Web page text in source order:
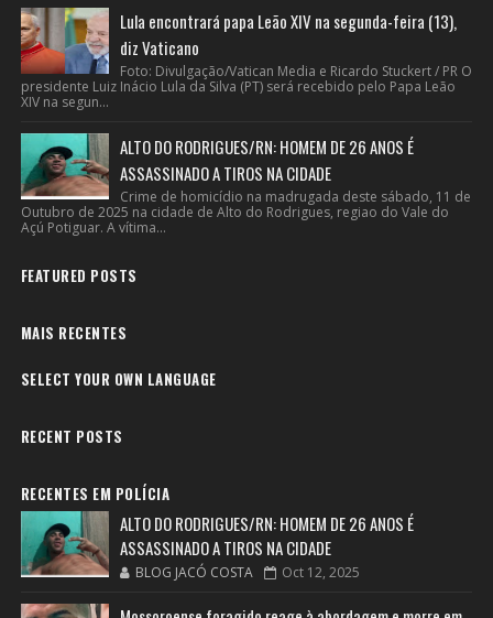
Lula encontrará papa Leão XIV na segunda-feira (13),
diz Vaticano
Foto: Divulgação/Vatican Media e Ricardo Stuckert / PR O
presidente Luiz Inácio Lula da Silva (PT) será recebido pelo Papa Leão
XIV na segun...
ALTO DO RODRIGUES/RN: HOMEM DE 26 ANOS É
ASSASSINADO A TIROS NA CIDADE
Crime de homicídio na madrugada deste sábado, 11 de
Outubro de 2025 na cidade de Alto do Rodrigues, regiao do Vale do
Açú Potiguar. A vítima...
FEATURED POSTS
MAIS RECENTES
SELECT YOUR OWN LANGUAGE
RECENT POSTS
RECENTES EM POLÍCIA
ALTO DO RODRIGUES/RN: HOMEM DE 26 ANOS É
ASSASSINADO A TIROS NA CIDADE
BLOG JACÓ COSTA Oct 12, 2025